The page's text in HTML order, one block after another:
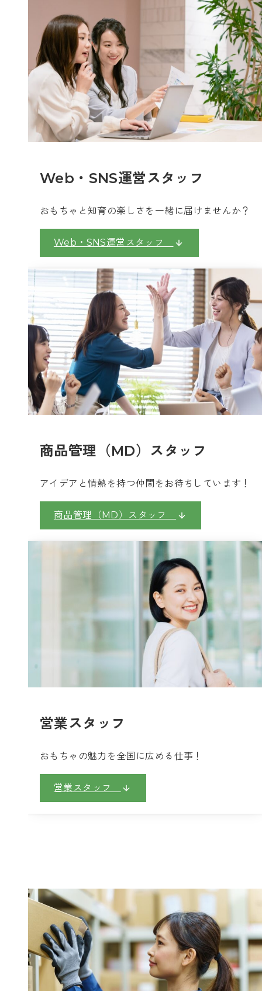
Web・SNS運営スタッフ
おもちゃと知育の楽しさを一緒に届けませんか？
Web・SNS運営スタッフ
商品管理（MD）スタッフ
アイデアと情熱を持つ仲間をお待ちしています！
商品管理（MD）スタッフ
営業スタッフ
おもちゃの魅力を全国に広める仕事！
営業スタッフ